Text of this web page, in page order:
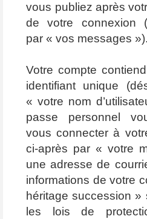
vous publiez après
de votre connexion
par « vos messages »).
Votre compte
identifiant unique
« votre nom
passe personnel
vous connecter à
ci-après par « votre
une adresse de
informations de votre
héritage succession
les lois de